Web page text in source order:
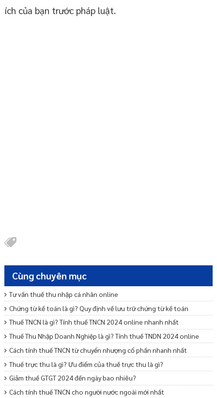
ích của bạn trước pháp luật.
Cùng chuyên mục
Tư vấn thuế thu nhập cá nhân online
Chứng từ kế toán là gì? Quy định về lưu trữ chứng từ kế toán
Thuế TNCN là gì? Tính thuế TNCN 2024 online nhanh nhất
Thuế Thu Nhập Doanh Nghiệp là gì? Tính thuế TNDN 2024 online
Cách tính thuế TNCN từ chuyển nhượng cổ phần nhanh nhất
Thuế trực thu là gì? Ưu điểm của thuế trực thu là gì?
Giảm thuế GTGT 2024 đến ngày bao nhiêu?
Cách tính thuế TNCN cho người nước ngoài mới nhất